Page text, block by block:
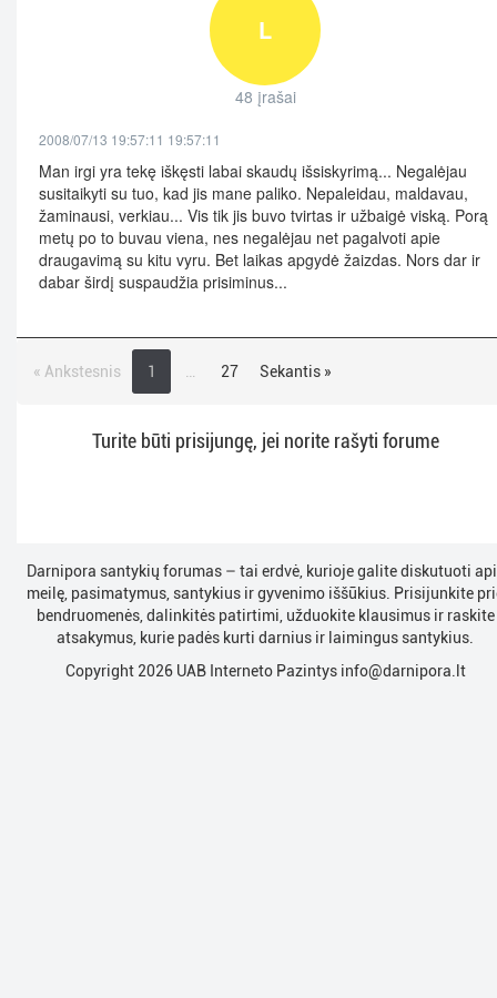
L
48 įrašai
2008/07/13 19:57:11 19:57:11
Man irgi yra tekę iškęsti labai skaudų išsiskyrimą... Negalėjau
susitaikyti su tuo, kad jis mane paliko. Nepaleidau, maldavau,
žaminausi, verkiau... Vis tik jis buvo tvirtas ir užbaigė viską. Porą
metų po to buvau viena, nes negalėjau net pagalvoti apie
draugavimą su kitu vyru. Bet laikas apgydė žaizdas. Nors dar ir
dabar širdį suspaudžia prisiminus...
« Ankstesnis 1 27 Sekantis »
Turite būti prisijungę, jei norite rašyti forume
Darnipora santykių forumas – tai erdvė, kurioje galite diskutuoti
meilę, pasimatymus, santykius ir gyvenimo iššūkius. Prisijunkite
bendruomenės, dalinkitės patirtimi, užduokite klausimus ir raskite
atsakymus, kurie padės kurti darnius ir laimingus santykius.
Copyright 2026 UAB Interneto Pazintys info@darnipora.lt